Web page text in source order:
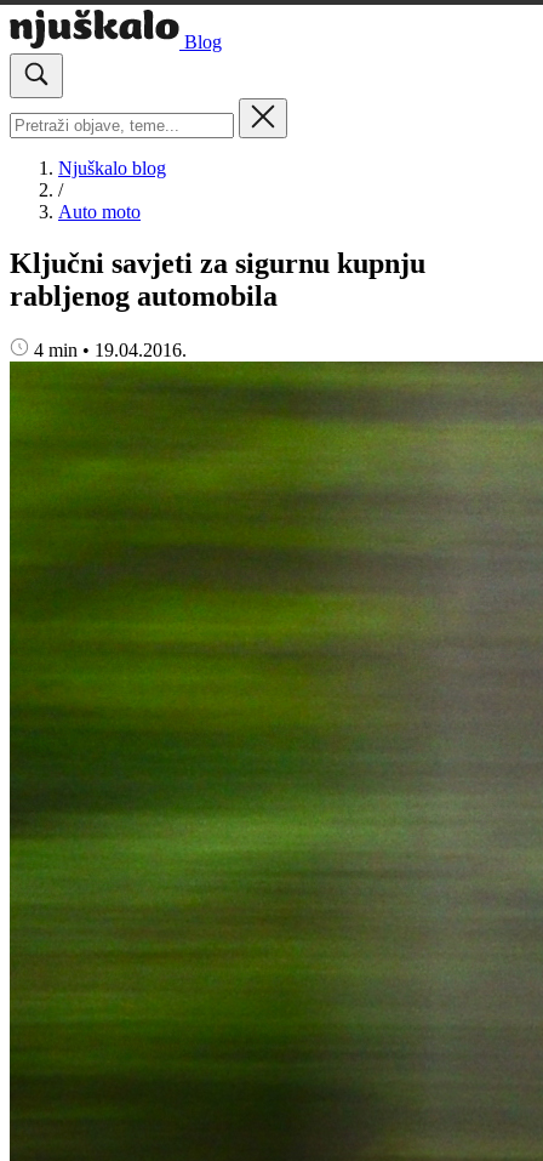
Blog
Njuškalo blog
/
Auto moto
Ključni savjeti za sigurnu kupnju
rabljenog automobila
4 min • 19.04.2016.